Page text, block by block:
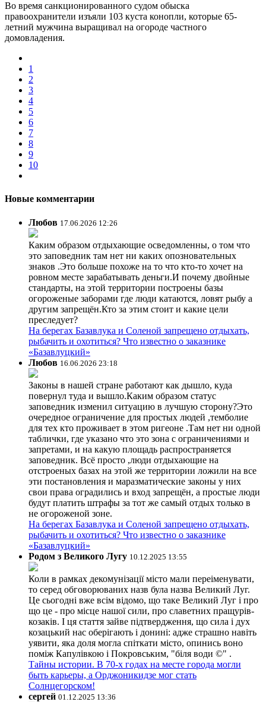
Во время санкционированного судом обыска
правоохранители изъяли 103 куста конопли, которые 65-
летний мужчина выращивал на огороде частного
домовладения.
1
2
3
4
5
6
7
8
9
10
Новые комментарии
Любов 17.06.2026 12:26
Каким образом отдыхающие осведомленны, о том что
это заповедник там нет ни каких опозновательных
знаков .Это больше похоже на то что кто-то хочет на
ровном месте зарабатывать деньги.И почему двойные
стандарты, на этой территории построены базы
огороженые заборами где люди катаются, ловят рыбу а
другим запрещён.Кто за этим стоит и какие цели
преследует?
На берегах Базавлука и Соленой запрещено отдыхать,
рыбачить и охотиться? Что известно о заказнике
«Базавлуцкий»
Любов 16.06.2026 23:18
Законы в нашей стране работают как дышло, куда
повернул туда и вышло.Каким образом статус
заповедник изменил ситуацию в лучшую сторону?Это
очередное ограничение для простых людей ,темболие
для тех кто проживает в этом ригеоне .Там нет ни одной
таблички, где указано что это зона с ограничениями и
запретами, и на какую площадь распространяется
заповедник. Всё просто ,люди отдыхающие на
отстроеных базах на этой же территории ложили на все
эти постановления и маразматические законы у них
свои права оградились и вход запрещён, а простые люди
будут платить штрафы за тот же самый отдых только в
не огороженой зоне.
На берегах Базавлука и Соленой запрещено отдыхать,
рыбачить и охотиться? Что известно о заказнике
«Базавлуцкий»
Родом з Великого Лугу 10.12.2025 13:55
Коли в рамках декомунізації місто мали переіменувати,
то серед обговорюваних назв була назва Великий Луг.
Це сьогодні вже всім відомо, що таке Великий Луг і про
що це - про місце нашої сили, про славетних пращурів-
козаків. І ця стаття зайве підтвердження, що сила і дух
козацький нас оберігають і донині: адже страшно навіть
уявити, яка доля могла спіткати місто, опинись воно
поміж Капулівкою і Покровським, "біля води ©" .
Тайны истории. В 70-х годах на месте города могли
быть карьеры, а Орджоникидзе мог стать
Солнцегорском!
сергей 01.12.2025 13:36